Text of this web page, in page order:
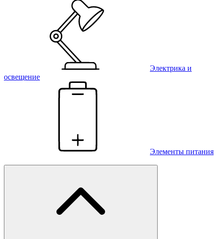
Электрика и
освещение
Элементы питания